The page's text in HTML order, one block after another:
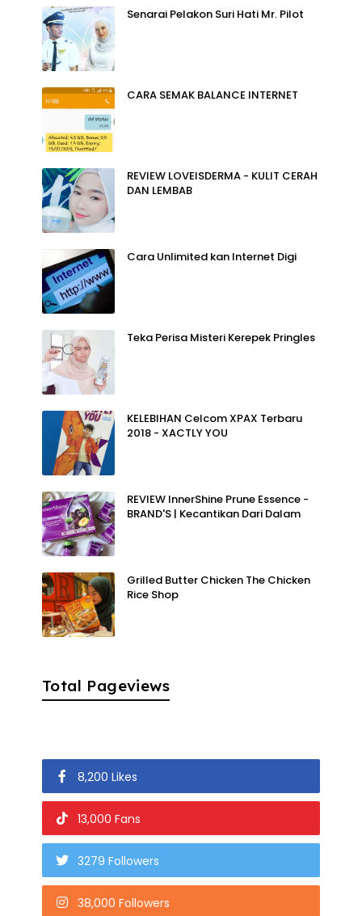
Senarai Pelakon Suri Hati Mr. Pilot
CARA SEMAK BALANCE INTERNET
REVIEW LOVEISDERMA - KULIT CERAH
DAN LEMBAB
Cara Unlimited kan Internet Digi
Teka Perisa Misteri Kerepek Pringles
KELEBIHAN Celcom XPAX Terbaru
2018 - XACTLY YOU
REVIEW InnerShine Prune Essence -
BRAND'S | Kecantikan Dari Dalam
Grilled Butter Chicken The Chicken
Rice Shop
Total Pageviews
8,200 Likes
13,000 Fans
3279 Followers
38,000 Followers